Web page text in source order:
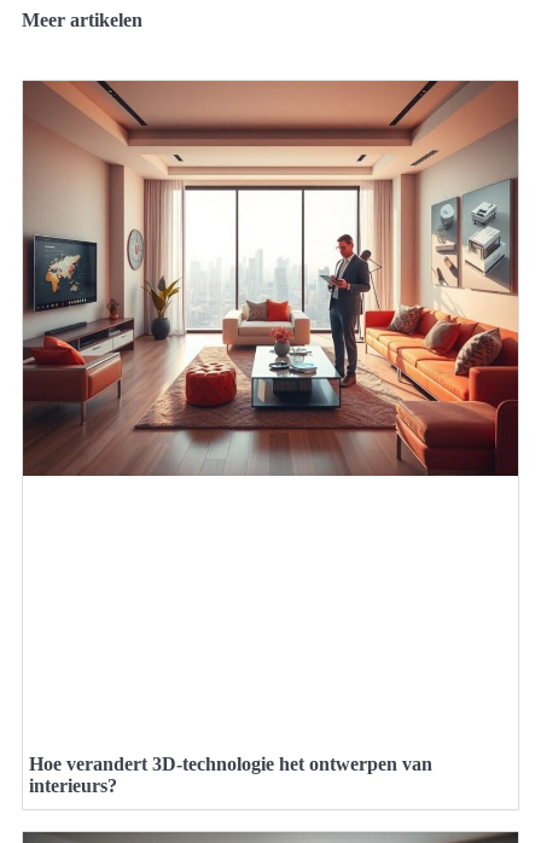
Meer artikelen
Hoe verandert 3D-technologie het ontwerpen van
interieurs?